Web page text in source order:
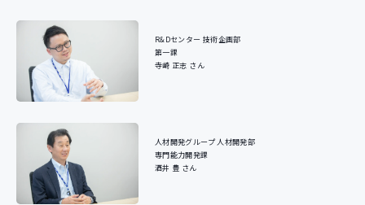
R&Dセンター 技術企画部
第一課
寺崎 正志 さん
人材開発グループ 人材開発部
専門能力開発課
酒井 豊 さん